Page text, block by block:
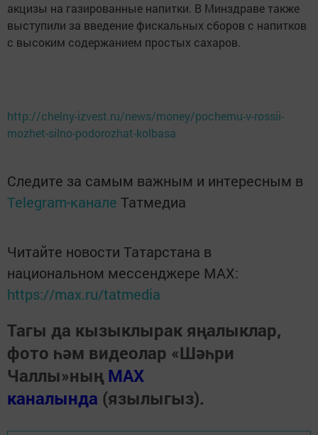
акцизы на газированные напитки. В Минздраве также
выступили за введение фискальных сборов с напитков
с высоким содержанием простых сахаров.
http://chelny-izvest.ru/news/money/pochemu-v-rossii-
mozhet-silno-podorozhat-kolbasa
Следите за самым важным и интересным в
Telegram-канале Татмедиа
Читайте новости Татарстана в
национальном мессенджере MАХ:
https://max.ru/tatmedia
Тагы да кызыклырак яңалыклар,
фото һәм видеолар «Шәһри
Чаллы»ның MAX
каналында (язылыгыз).